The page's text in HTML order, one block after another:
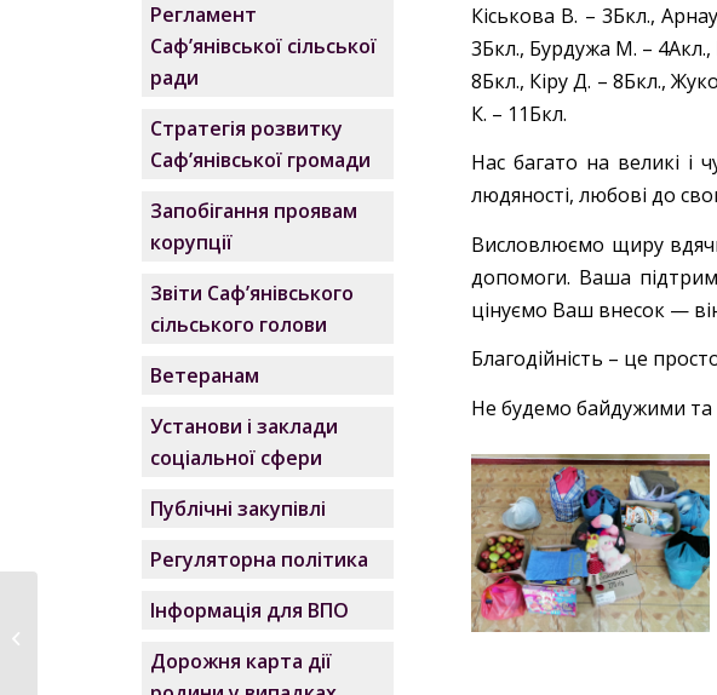
Кіськова В. – 3Бкл.,
3Бкл., Бурдужа М. – 4Акл.,
8Бкл., Кіру Д. – 8Бкл.,
К. – 11Бкл.
Нас багато на великі і
людяності, любові до
Висловлюємо щиру
допомоги. Ваша
цінуємо Ваш внесок —
Благодійність – це
Не будемо байдужими та
Регламент
Саф’янівської сільської
ради
Стратегія розвитку
Саф’янівської громади
Запобігання проявам
корупції
Звіти Саф’янівського
сільського голови
Ветеранам
Установи і заклади
соціальної сфери
Публічні закупівлі
Регуляторна політика
Інформація для ВПО
Дорожня карта дії
сільського голови...